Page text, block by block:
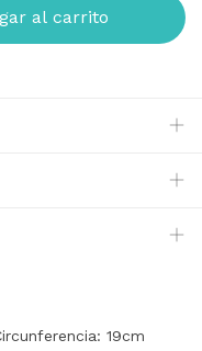
19cm